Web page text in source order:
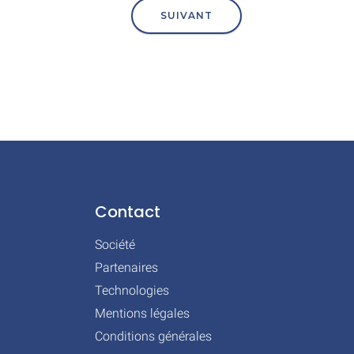
Contact
Société
Partenaires
Technologies
Mentions légales
Conditions générales